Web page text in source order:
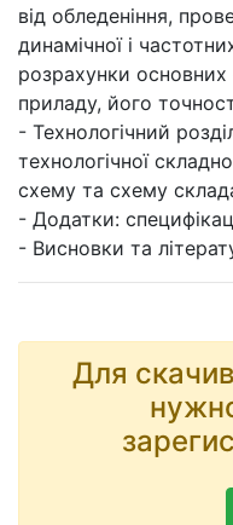
від обледеніння,
динамічної і
розрахунки основних
приладу, його
- Технологічний
технологічної
схему та схему
- Додатки:
- Висновки та
Для